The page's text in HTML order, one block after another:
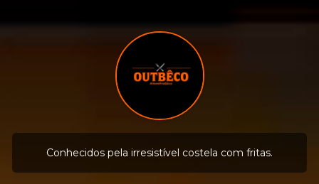
Conhecidos pela irresistível costela com fritas.